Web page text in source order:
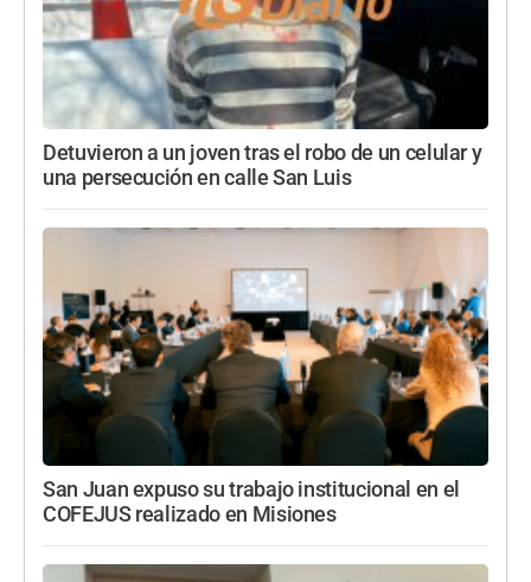
Detuvieron a un joven tras el robo de un celular y
una persecución en calle San Luis
San Juan expuso su trabajo institucional en el
COFEJUS realizado en Misiones